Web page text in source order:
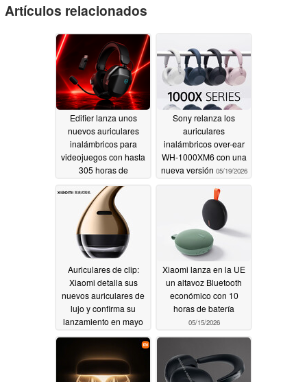
Artículos relacionados
Edifier lanza unos
nuevos auriculares
inalámbricos para
videojuegos con hasta
305 horas de
autonomía07/02/2026
Sony relanza los
auriculares
inalámbricos over-ear
WH-1000XM6 con una
nueva versión 05/19/2026
Auriculares de clip:
Xiaomi detalla sus
nuevos auriculares de
lujo y confirma su
lanzamiento en mayo
05/16/2026
Xiaomi lanza en la UE
un altavoz Bluetooth
económico con 10
horas de batería
05/15/2026